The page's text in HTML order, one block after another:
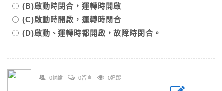
(B)啟動時閉合，運轉時開啟
(C)啟動時開啟，運轉時閉合
(D)啟動、運轉時都開啟，故障時閉合。
0討論 0留言 0追蹤